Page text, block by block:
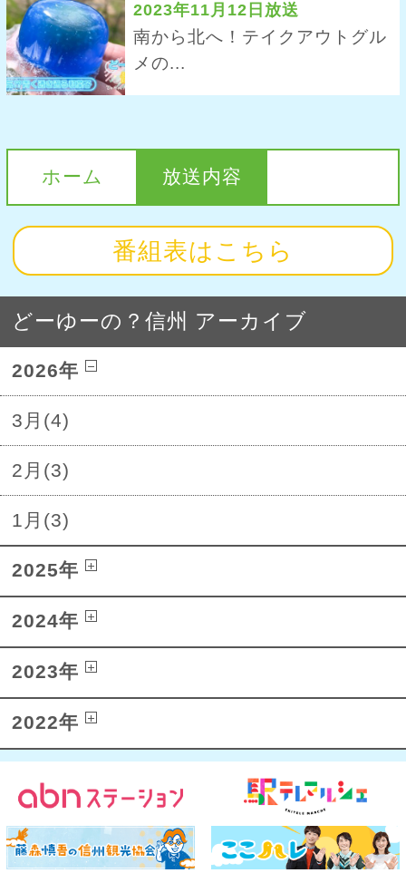
2023年11月12日放送
南から北へ！テイクアウトグル
メの...
ホーム 放送内容
番組表はこちら
どーゆーの？信州 アーカイブ
2026年
3月(4)
2月(3)
1月(3)
2025年
2024年
2023年
2022年